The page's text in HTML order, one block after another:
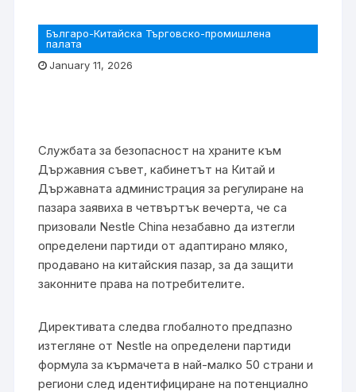
Българо-Китайска Търговско-промишлена
палaта
January 11, 2026
Службата за безопасност на храните към
Държавния съвет, кабинетът на Китай и
Държавната администрация за регулиране на
пазара заявиха в четвъртък вечерта, че са
призовали Nestle China незабавно да изтегли
определени партиди от адаптирано мляко,
продавано на китайския пазар, за да защити
законните права на потребителите.
Директивата следва глобалното предпазно
изтегляне от Nestle на определени партиди
формула за кърмачета в най-малко 50 страни и
региони след идентифициране на потенциално